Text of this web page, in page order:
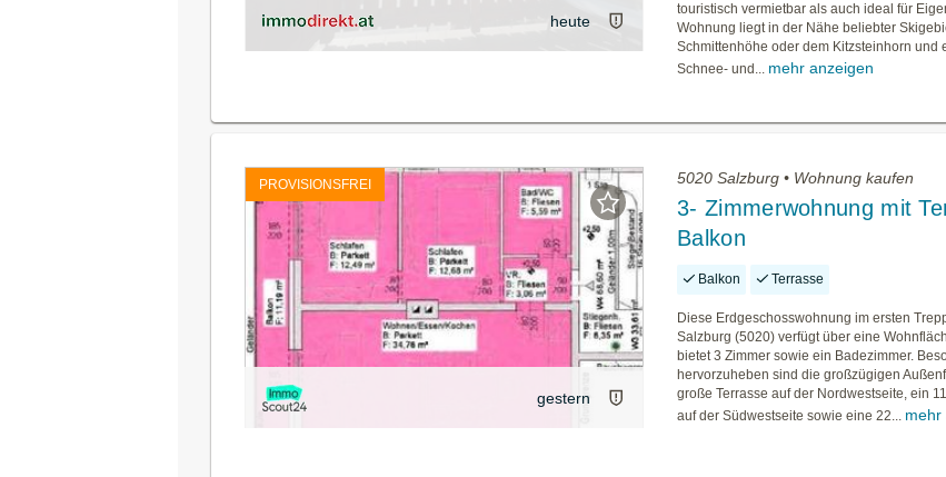
heute
touristisch vermietbar als auch ideal für
Wohnung liegt in der Nähe beliebter
Schmittenhöhe oder dem Kitzsteinhorn und
Schnee- und... mehr anzeigen
PROVISIONSFREI
gestern
5020 Salzburg • Wohnung kaufen
3- Zimmerwohnung mit
Balkon
Balkon Terrasse
Diese Erdgeschosswohnung im ersten
Salzburg (5020) verfügt über eine
bietet 3 Zimmer sowie ein Badezimmer.
hervorzuheben sind die großzügigen
große Terrasse auf der Nordwestseite, ein
auf der Südwestseite sowie eine 22... mehr